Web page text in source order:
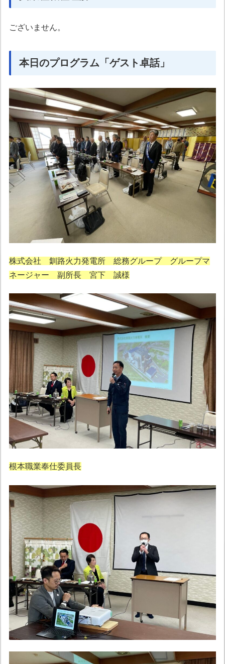
ございません。
本日のプログラム「ゲスト卓話」
株式会社 釧路火力発電所 総務グループ グループマ
ネージャー 副所長 宮下 誠様
根本職業奉仕委員長